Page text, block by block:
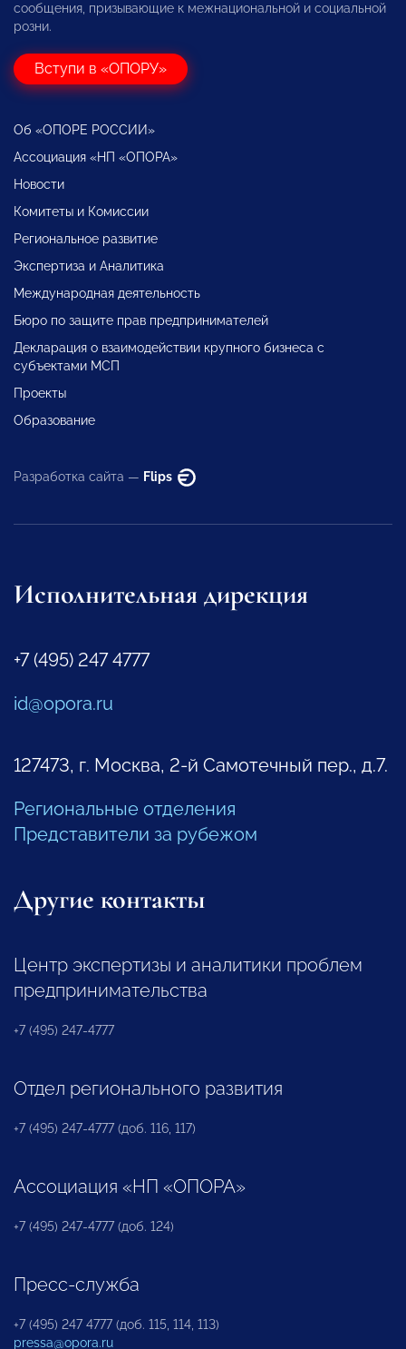
сообщения, призывающие к межнациональной и социальной
розни.
Вступи в «ОПОРУ»
Об «ОПОРЕ РОССИИ»
Ассоциация «НП «ОПОРА»
Новости
Комитеты и Комиссии
Региональное развитие
Экспертиза и Аналитика
Международная деятельность
Бюро по защите прав предпринимателей
Декларация о взаимодействии крупного бизнеса с
субъектами МСП
Проекты
Образование
Разработка сайта — Flips
Исполнительная дирекция
+7 (495) 247 4777
id@opora.ru
127473, г. Москва, 2-й Самотечный пер., д.7.
Региональные отделения
Представители за рубежом
Другие контакты
Центр экспертизы и аналитики проблем
предпринимательства
+7 (495) 247-4777
Отдел регионального развития
+7 (495) 247-4777 (доб. 116, 117)
Ассоциация «НП «ОПОРА»
+7 (495) 247-4777 (доб. 124)
Пресс-служба
+7 (495) 247 4777 (доб. 115, 114, 113)
pressa@opora.ru